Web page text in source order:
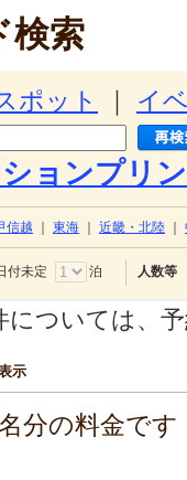
検索
ポット イ
ョンプリ
信越 東海 近畿・北陸
付未定 泊 人数等
ついては、
示
分の料金で